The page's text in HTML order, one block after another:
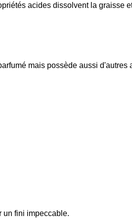
acides dissolvent la graisse
mais possède aussi d'autres
un fini impeccable.